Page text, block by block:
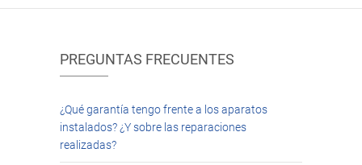
PREGUNTAS FRECUENTES
¿Qué garantía tengo frente a los aparatos
instalados? ¿Y sobre las reparaciones
realizadas?